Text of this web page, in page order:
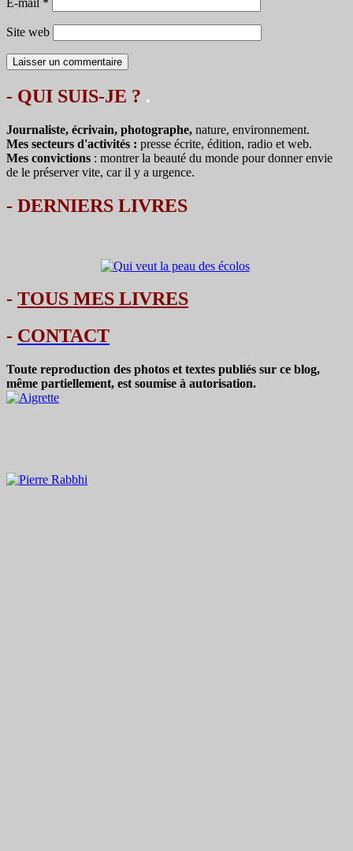
E-mail *
Site web
- QUI SUIS-JE ? .
Journaliste, écrivain, photographe, nature, environnement.
Mes secteurs d'activités : presse écrite, édition, radio et web.
Mes convictions : montrer la beauté du monde pour donner envie
de le préserver vite, car il y a urgence.
- DERNIERS LIVRES
- TOUS MES LIVRES
- CONTACT
Toute reproduction des photos et textes publiés sur ce blog,
même partiellement, est soumise à autorisation.